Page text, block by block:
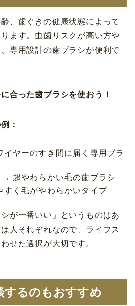
、歯ぐきの健康状態によって
ます。虫歯リスクが高い方や
専用設計の歯ブラシが便利で
合った歯ブラシを使おう！
：
イヤーのすき間に届く専用ブラ
→ 超やわらかい毛の歯ブラシ
すく毛がやわらかいタイプ
が一番いい」というものはあ
人それぞれなので、ライフス
せた選択が大切です。
するのもおすすめ